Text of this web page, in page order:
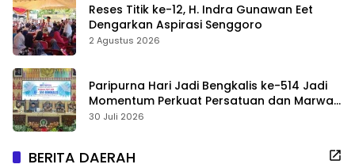
Reses Titik ke-12, H. Indra Gunawan Eet
Dengarkan Aspirasi Senggoro
2 Agustus 2026
Paripurna Hari Jadi Bengkalis ke-514 Jadi
Momentum Perkuat Persatuan dan Marwah
Negeri
30 Juli 2026
BERITA DAERAH